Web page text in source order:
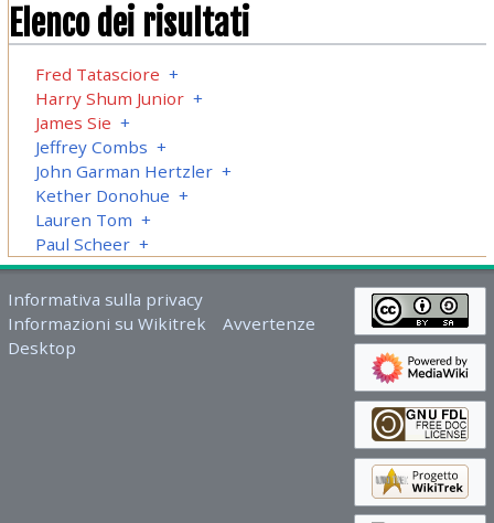
Elenco dei risultati
Fred Tatasciore +
Harry Shum Junior +
James Sie +
Jeffrey Combs +
John Garman Hertzler +
Kether Donohue +
Lauren Tom +
Paul Scheer +
Informativa sulla privacy
Informazioni su Wikitrek
Avvertenze
Desktop